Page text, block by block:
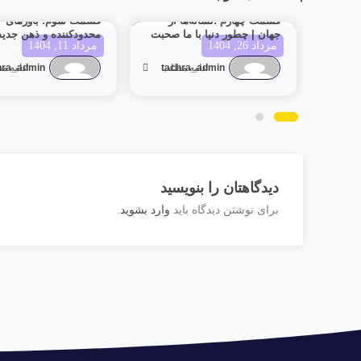
مرداد 26, 1404
قسمت چهارم :نشانه‌ها از
جهان | چطور دنیا با ما صحبت
می‌کند؟
tachra_admin
ادامه مطلب
مرداد 11, 1404
قسمت سوم: باورهای
محدودکننده و ذهن
ادامه
دیدگاهتان را بنویسید
برای نوشتن دیدگاه باید وارد بشوید.